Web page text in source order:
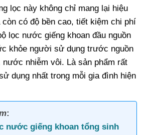
lọc này không chỉ mang lại hiệu
có độ bền cao, tiết kiệm chi phí
lọc nước giếng khoan đầu nguồn
khỏe người sử dụng trước nguồn
nước nhiễm vôi. Là sản phẩm rất
dụng nhất trong mỗi gia đình hiện
:
nước giếng khoan tổng sinh